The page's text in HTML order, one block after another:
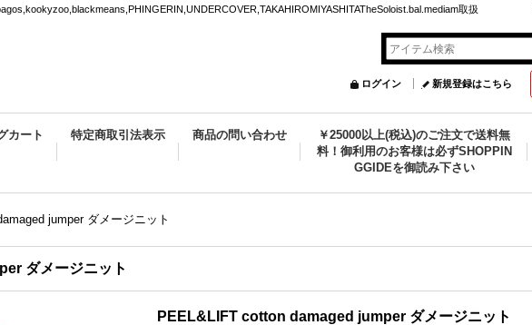
取扱
ログイン 新規登録はこちら
カート 特定商取引法表示 商品の問い合わせ
￥25000以上(税込)のご注文で送料無
料！御利用のお客様は必ずSHOPPIN
GGIDEを御読み下さい
jumper ダメージニット
ダメージニット
PEEL&LIFT cotton damaged jumper ダメージニット